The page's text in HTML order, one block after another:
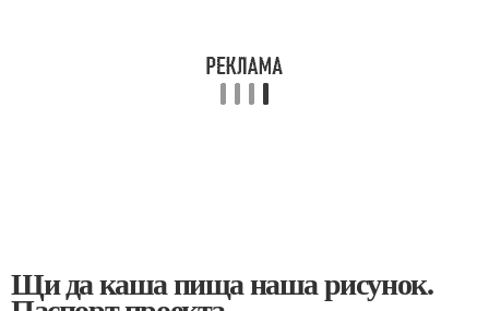
Щи да каша пища наша рисунок.